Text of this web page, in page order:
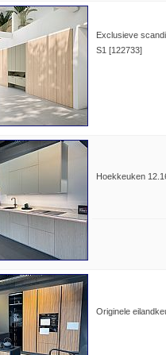
Exclusieve
S1 [122733]
Hoekkeuken
Originele